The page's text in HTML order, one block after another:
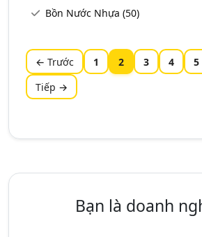
Bồn Nước Nhựa (50)
← Trước 1 2 3 4 5
Tiếp →
Bạn là doanh